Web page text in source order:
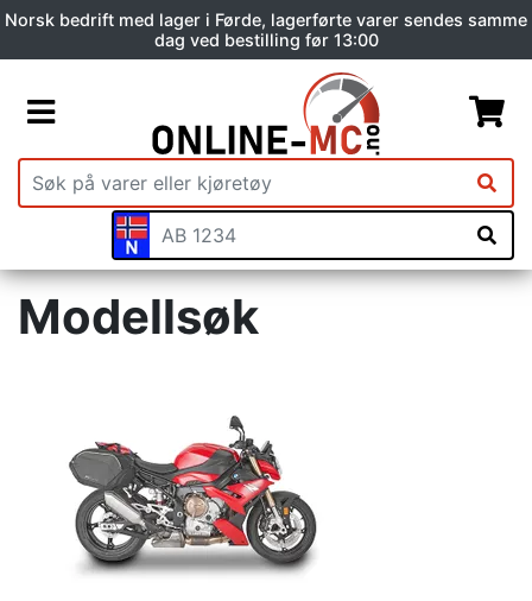
Norsk bedrift med lager i Førde, lagerførte varer sendes samme
dag ved bestilling før 13:00
Modellsøk